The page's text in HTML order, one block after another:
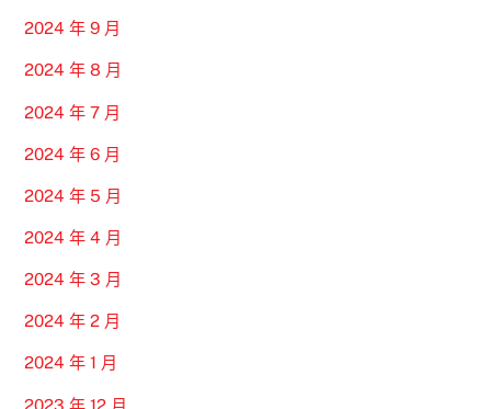
2024 年 9 月
2024 年 8 月
2024 年 7 月
2024 年 6 月
2024 年 5 月
2024 年 4 月
2024 年 3 月
2024 年 2 月
2024 年 1 月
2023 年 12 月